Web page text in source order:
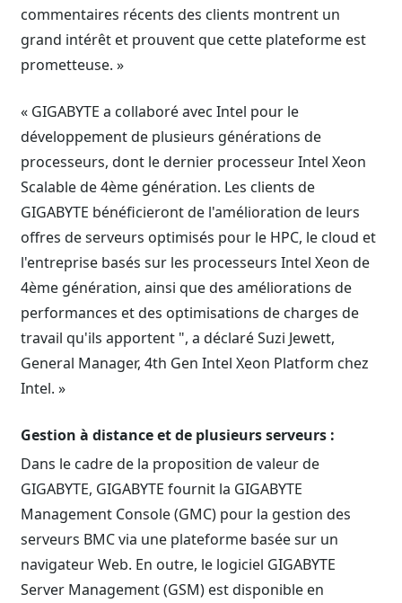
commentaires récents des clients montrent un
grand intérêt et prouvent que cette plateforme est
prometteuse. »
« GIGABYTE a collaboré avec Intel pour le
développement de plusieurs générations de
processeurs, dont le dernier processeur Intel Xeon
Scalable de 4ème génération. Les clients de
GIGABYTE bénéficieront de l'amélioration de leurs
offres de serveurs optimisés pour le HPC, le cloud et
l'entreprise basés sur les processeurs Intel Xeon de
4ème génération, ainsi que des améliorations de
performances et des optimisations de charges de
travail qu'ils apportent ", a déclaré Suzi Jewett,
General Manager, 4th Gen Intel Xeon Platform chez
Intel. »
Gestion à distance et de plusieurs serveurs :
Dans le cadre de la proposition de valeur de
GIGABYTE, GIGABYTE fournit la GIGABYTE
Management Console (GMC) pour la gestion des
serveurs BMC via une plateforme basée sur un
navigateur Web. En outre, le logiciel GIGABYTE
Server Management (GSM) est disponible en